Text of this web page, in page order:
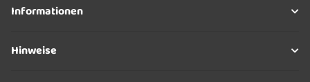
Informationen
Hinweise